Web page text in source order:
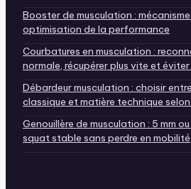
Booster de musculation :
optimisation de la performance
Courbatures en musculation :
normale, récupérer plus vite et éviter
Débardeur musculation : choisir
classique et matière technique selon
Genouillère de musculation : 5 mm
squat stable sans perdre en mobilité